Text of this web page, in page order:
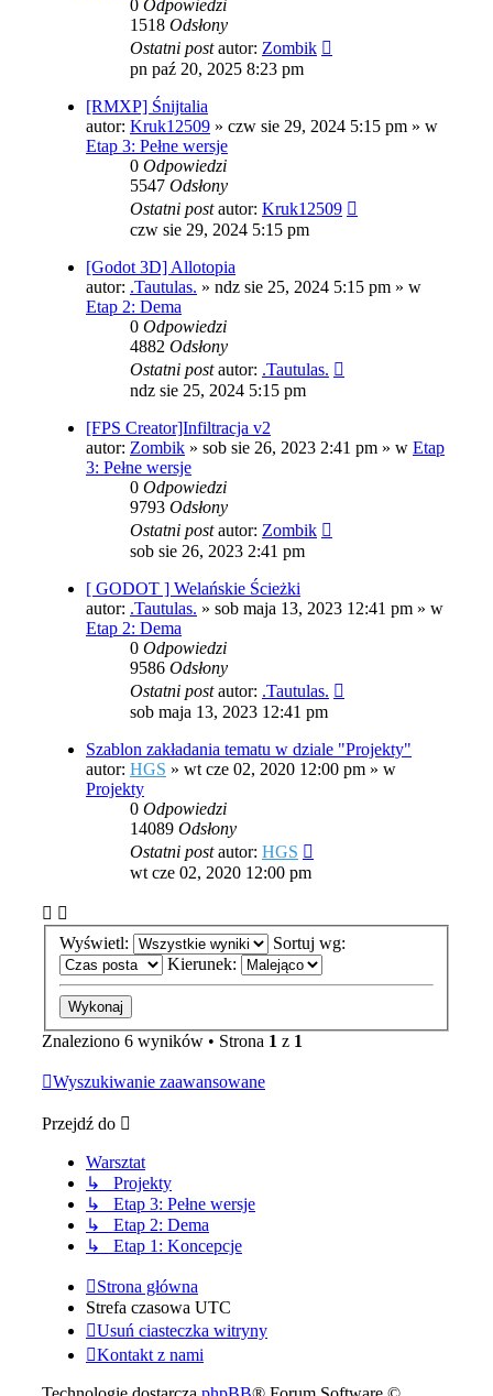
0 Odpowiedzi
1518 Odsłony
Ostatni postautor: Zombik
pn paź 20, 2025 8:23 pm
[RMXP] Śnijtalia
autor: Kruk12509 » czw sie 29, 2024 5:15 pm » w
Etap 3: Pełne wersje
0 Odpowiedzi
5547 Odsłony
Ostatni postautor: Kruk12509
czw sie 29, 2024 5:15 pm
[Godot 3D] Allotopia
autor: .Tautulas. » ndz sie 25, 2024 5:15 pm » w
Etap 2: Dema
0 Odpowiedzi
4882 Odsłony
Ostatni postautor: .Tautulas.
ndz sie 25, 2024 5:15 pm
[FPS Creator]Infiltracja v2
autor: Zombik » sob sie 26, 2023 2:41 pm » w Etap
3: Pełne wersje
0 Odpowiedzi
9793 Odsłony
Ostatni postautor: Zombik
sob sie 26, 2023 2:41 pm
[ GODOT ] Welańskie Ścieżki
autor: .Tautulas. » sob maja 13, 2023 12:41 pm » w
Etap 2: Dema
0 Odpowiedzi
9586 Odsłony
Ostatni postautor: .Tautulas.
sob maja 13, 2023 12:41 pm
Szablon zakładania tematu w dziale "Projekty"
autor: HGS » wt cze 02, 2020 12:00 pm » w
Projekty
0 Odpowiedzi
14089 Odsłony
Ostatni postautor: HGS
wt cze 02, 2020 12:00 pm
Wyświetl:
Sortuj wg:
Kierunek:
Znaleziono 6 wyników • Strona 1 z 1
Wyszukiwanie zaawansowane
Przejdź do
Warsztat
↳ Projekty
↳ Etap 3: Pełne wersje
↳ Etap 2: Dema
↳ Etap 1: Koncepcje
Strona główna
Strefa czasowa UTC
Usuń ciasteczka witryny
Kontakt z nami